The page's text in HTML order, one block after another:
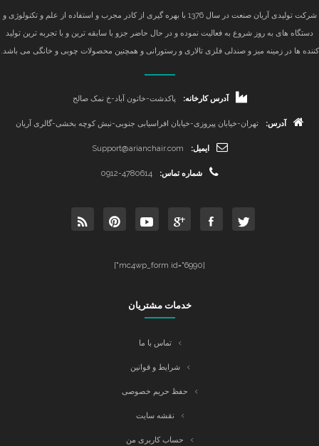
شرکت تولیدی آریان صنعت در سال 1376 با بهره گیری از کادر مجرب و استفاده از علم و تکنولوژی و
دستگاه های به روز شروع به فعالیت نموده و در حال حاضر جزو با سابقه ترین و با تجربه ترین تولید
کننده ها در زمینه میز و صندلی فلزی تالاری و رستورانی و همچنین محصولات چوبی و خانگی می باشد.
آدرس کارخانه: پاکدشت-خاتون آباد-خ نمک صالح
آدرس: تهران-خیابان پیروزی-خیابان افراسیابی جنوبی-نبش کوچه بخشی-گالری آریان
ایمیل: Support@arianchair.com
شماره تماس: 0912-4780614
[mc4wp_form id="6990"]
خدمات مشتریان
تماس با ما
شرایط و قوانین
حفظ حریم خصوصی
نقشه سایت
حساب کاربری من